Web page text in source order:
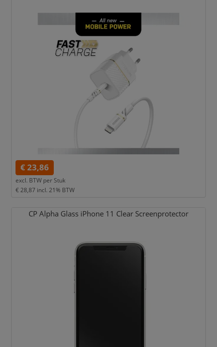
€ 23,86
excl. BTW per Stuk
€ 28,87 incl. 21% BTW
CP Alpha Glass iPhone 11 Clear Screenprotector